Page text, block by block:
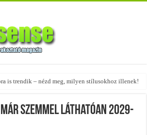
is trendik – nézd meg, milyen stílusokhoz illenek!
– fedezd fel az 5 legjobb fazont!
szemmel láthatóan 2029-